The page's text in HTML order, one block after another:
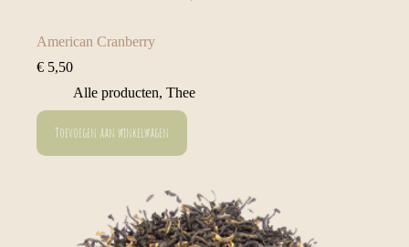
American Cranberry
€ 5,50
Alle producten, Thee
Toevoegen aan winkelwagen